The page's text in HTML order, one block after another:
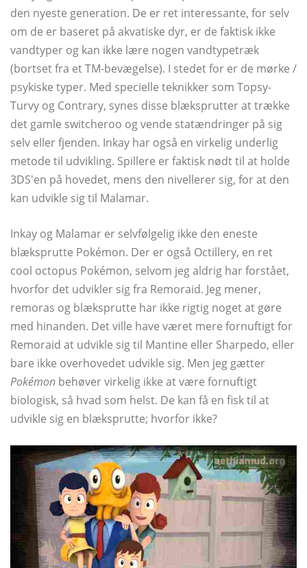
den nyeste generation. De er ret interessante, for selv
om de er baseret på akvatiske dyr, er de faktisk ikke
vandtyper og kan ikke lære nogen vandtypetræk
(bortset fra et TM-bevægelse). I stedet for er de mørke /
psykiske typer. Med specielle teknikker som Topsy-
Turvy og Contrary, synes disse blæksprutter at trække
det gamle switcheroo og vende statændringer på sig
selv eller fjenden. Inkay har også en virkelig underlig
metode til udvikling. Spillere er faktisk nødt til at holde
3DS'en på hovedet, mens den nivellerer sig, for at den
kan udvikle sig til Malamar.
Inkay og Malamar er selvfølgelig ikke den eneste
blæksprutte Pokémon. Der er også Octillery, en ret
cool octopus Pokémon, selvom jeg aldrig har forstået,
hvorfor det udvikler sig fra Remoraid. Jeg mener,
remoras og blæksprutte har ikke rigtig noget at gøre
med hinanden. Det ville have været mere fornuftigt for
Remoraid at udvikle sig til Mantine eller Sharpedo, eller
bare ikke overhovedet udvikle sig. Men jeg gætter
Pokémon behøver virkelig ikke at være fornuftigt
biologisk, så hvad som helst. De kan få en fisk til at
udvikle sig en blæksprutte; hvorfor ikke?